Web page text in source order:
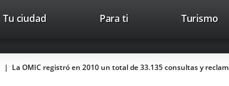
avaTop
Tu ciudad Para ti Turismo
en
La OMIC registró en 2010 un total de 33.135 consultas y